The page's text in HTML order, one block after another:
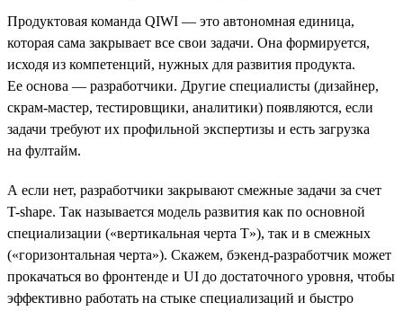
Продуктовая команда QIWI — это автономная единица,
которая сама закрывает все свои задачи. Она формируется,
исходя из компетенций, нужных для развития продукта.
Ее основа — разработчики. Другие специалисты (дизайнер,
скрам-мастер, тестировщики, аналитики) появляются, если
задачи требуют их профильной экспертизы и есть загрузка
на фултайм.
А если нет, разработчики закрывают смежные задачи за счет
T-shape. Так называется модель развития как по основной
специализации («вертикальная черта Т»), так и в смежных
(«горизонтальная черта»). Скажем, бэкенд-разработчик может
прокачаться во фронтенде и UI до достаточного уровня, чтобы
эффективно работать на стыке специализаций и быстро